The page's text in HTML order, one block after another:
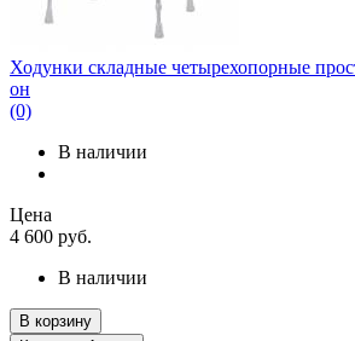
Ходунки складные четырехопорные
он
(0)
В наличии
Цена
4 600 руб.
В наличии
В корзину